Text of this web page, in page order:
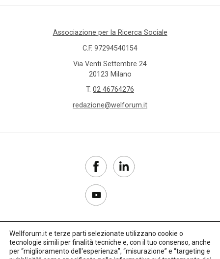
Associazione per la Ricerca Sociale
C.F. 97294540154
Via Venti Settembre 24
20123 Milano
T. 02 46764276
redazione@welforum.it
Copyright 2017–2026
Wellforum.it e terze parti selezionate utilizzano cookie o
tecnologie simili per finalità tecniche e, con il tuo consenso, anche
per “miglioramento dell'esperienza”, “misurazione” e “targeting e